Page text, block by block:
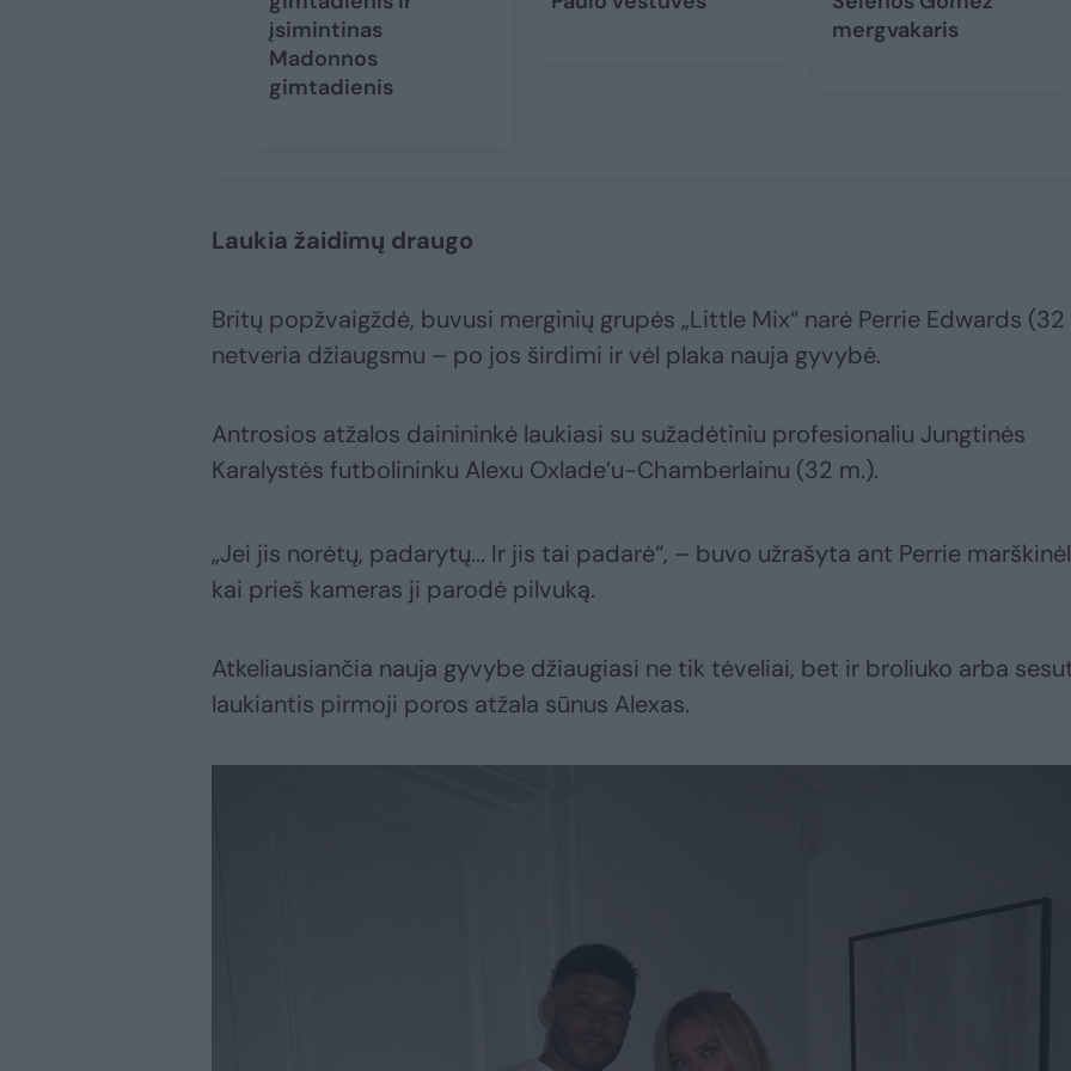
įsimintinas
Madonnos
gimtadienis
mergvakaris
Laukia žaidimų draugo
Britų popžvaigždė, buvusi merginių grupės „Little Mix“ narė Perrie Edwards (32
netveria džiaugsmu – po jos širdimi ir vėl plaka nauja gyvybė.
Antrosios atžalos dainininkė laukiasi su sužadėtiniu profesionaliu Jungtinės
Karalystės futbolininku Alexu Oxlade’u-Chamberlainu (32 m.).
„Jei jis norėtų, padarytų... Ir jis tai padarė“, – buvo užrašyta ant Perrie
kai prieš kameras ji parodė pilvuką.
Atkeliausiančia nauja gyvybe džiaugiasi ne tik tėveliai, bet ir broliuko arba
laukiantis pirmoji poros atžala sūnus Alexas.